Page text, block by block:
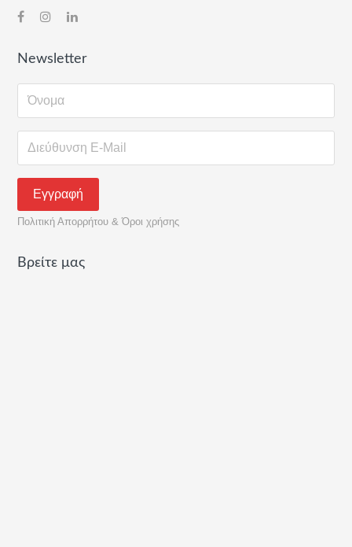
Newsletter
Πολιτική Απορρήτου & Όροι χρήσης
Βρείτε μας